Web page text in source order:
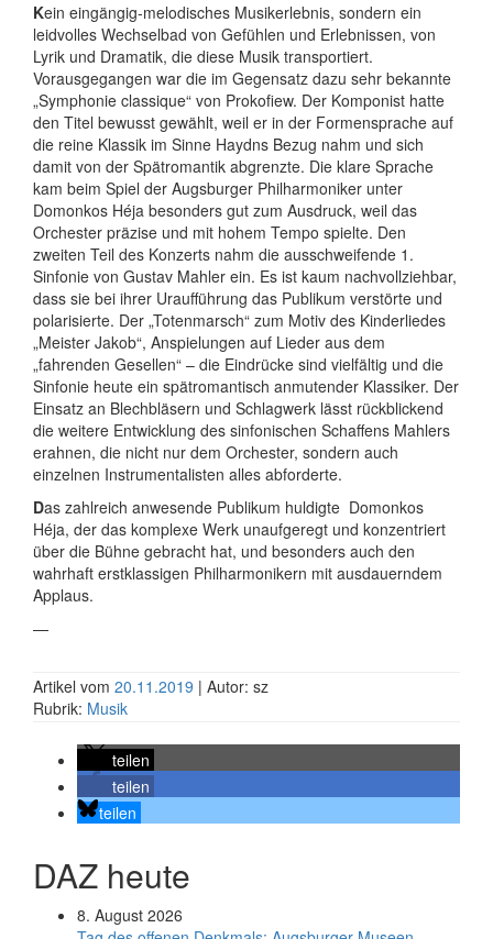
Kein eingängig-melodisches Musikerlebnis, sondern ein
leidvolles Wechselbad von Gefühlen und Erlebnissen, von
Lyrik und Dramatik, die diese Musik transportiert.
Vorausgegangen war die im Gegensatz dazu sehr bekannte
„Symphonie classique“ von Prokofiew. Der Komponist hatte
den Titel bewusst gewählt, weil er in der Formensprache auf
die reine Klassik im Sinne Haydns Bezug nahm und sich
damit von der Spätromantik abgrenzte. Die klare Sprache
kam beim Spiel der Augsburger Philharmoniker unter
Domonkos Héja besonders gut zum Ausdruck, weil das
Orchester präzise und mit hohem Tempo spielte. Den
zweiten Teil des Konzerts nahm die ausschweifende 1.
Sinfonie von Gustav Mahler ein. Es ist kaum nachvollziehbar,
dass sie bei ihrer Uraufführung das Publikum verstörte und
polarisierte. Der „Totenmarsch“ zum Motiv des Kinderliedes
„Meister Jakob“, Anspielungen auf Lieder aus dem
„fahrenden Gesellen“ – die Eindrücke sind vielfältig und die
Sinfonie heute ein spätromantisch anmutender Klassiker. Der
Einsatz an Blechbläsern und Schlagwerk lässt rückblickend
die weitere Entwicklung des sinfonischen Schaffens Mahlers
erahnen, die nicht nur dem Orchester, sondern auch
einzelnen Instrumentalisten alles abforderte.
Das zahlreich anwesende Publikum huldigte Domonkos
Héja, der das komplexe Werk unaufgeregt und konzentriert
über die Bühne gebracht hat, und besonders auch den
wahrhaft erstklassigen Philharmonikern mit ausdauerndem
Applaus.
—
Artikel vom 20.11.2019 | Autor: sz
Rubrik: Musik
teilen
teilen
teilen
DAZ heute
8. August 2026